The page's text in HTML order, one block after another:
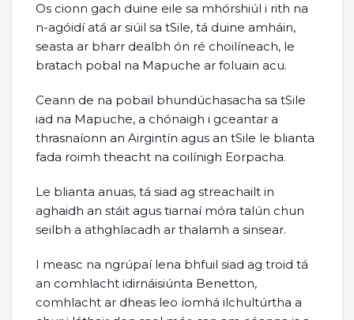
Os cionn gach duine eile sa mhórshiúl i rith na
n-agóidí atá ar siúil sa tSile, tá duine amháin,
seasta ar bharr dealbh ón ré choilíneach, le
bratach pobal na Mapuche ar foluain acu.
Ceann de na pobail bhundúchasacha sa tSile
iad na Mapuche, a chónaigh i gceantar a
thrasnaíonn an Airgintín agus an tSile le blianta
fada roimh theacht na coilínigh Eorpacha.
Le blianta anuas, tá siad ag streachailt in
aghaidh an stáit agus tiarnaí móra talún chun
seilbh a athghlacadh ar thalamh a sinsear.
I measc na ngrúpaí lena bhfuil siad ag troid tá
an comhlacht idirnáisiúnta Benetton,
comhlacht ar dheas leo íomhá ilchultúrtha a